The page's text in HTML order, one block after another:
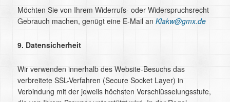
Möchten Sie von Ihrem Widerrufs- oder Widerspruchsrecht
Gebrauch machen, genügt eine E-Mail an Klakw@gmx.de
9. Datensicherheit
Wir verwenden innerhalb des Website-Besuchs das
verbreitete SSL-Verfahren (Secure Socket Layer) in
Verbindung mit der jeweils höchsten Verschlüsselungsstufe,